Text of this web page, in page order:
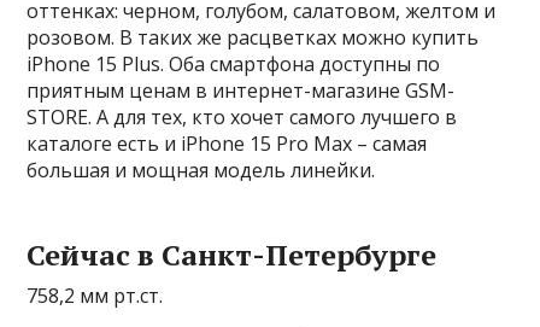
оттенках: черном, голубом, салатовом, желтом и
розовом. В таких же расцветках можно купить
iPhone 15 Plus. Оба смартфона доступны по
приятным ценам в интернет-магазине GSM-
STORE. А для тех, кто хочет самого лучшего в
каталоге есть и iPhone 15 Pro Max – самая
большая и мощная модель линейки.
Сейчас в Санкт-Петербурге
758,2 мм рт.ст.